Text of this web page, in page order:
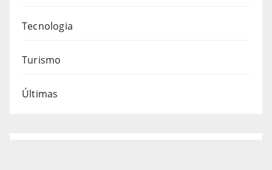
Tecnologia
Turismo
Últimas